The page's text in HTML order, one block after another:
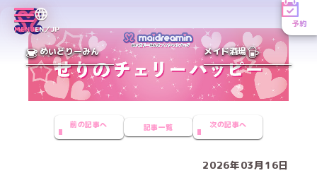
MENUEN／JP
予約
めいどりーみん メイド酒場
前の記事へ 記事一覧 次の記事へ
2026年03月16日